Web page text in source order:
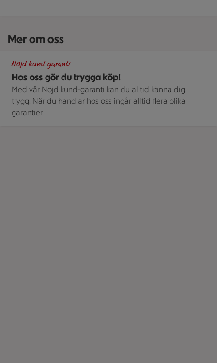
Mer om oss
Hos oss gör du trygga köp!
Nöjd kund-garanti
Med vår Nöjd kund-garanti kan du alltid känna dig
trygg. När du handlar hos oss ingår alltid flera olika
garantier.